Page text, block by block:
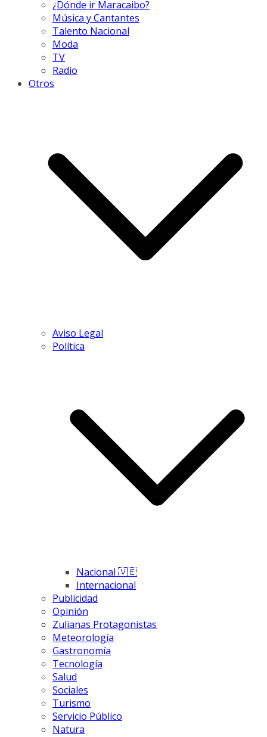
¿Dónde ir Maracaibo?
Música y Cantantes
Talento Nacional
Moda
TV
Radio
Otros
Aviso Legal
Política
Nacional 🇻🇪
Internacional
Publicidad
Opinión
Zulianas Protagonistas
Meteorología
Gastronomía
Tecnología
Salud
Sociales
Turismo
Servicio Público
Natura